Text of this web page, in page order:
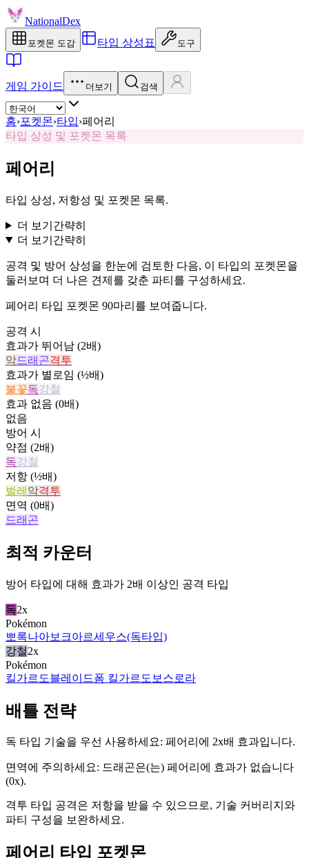
NationalDex
포켓몬 도감 타입 상성표 도구
게임 가이드 더보기 검색
홈›포켓몬›타입›페어리
타입 상성 및 포켓몬 목록
페어리
타입 상성, 저항성 및 포켓몬 목록.
더 보기 간략히
더 보기 간략히
공격 및 방어 상성을 한눈에 검토한 다음, 이 타입의 포켓몬을
둘러보며 더 나은 견제를 갖춘 파티를 구성하세요.
페어리 타입 포켓몬 90마리를 보여줍니다.
공격 시
효과가 뛰어남 (2배)
악드래곤격투
효과가 별로임 (½배)
불꽃독강철
효과 없음 (0배)
없음
방어 시
약점 (2배)
독강철
저항 (½배)
벌레 악격투
면역 (0배)
드래곤
최적 카운터
방어 타입에 대해 효과가 2배 이상인 공격 타입
독2x
Pokémon
뽀록나아보크아르세우스(독타입)
강철2x
Pokémon
킬가르도블레이드폼 킬가르도 보스로라
배틀 전략
독 타입 기술을 우선 사용하세요: 페어리에 2x배 효과입니다.
면역에 주의하세요: 드래곤은(는) 페어리에 효과가 없습니다
(0x).
격투 타입 공격은 저항을 받을 수 있으므로, 기술 커버리지와
파티 구성을 보완하세요.
페어리 타입 포켓몬